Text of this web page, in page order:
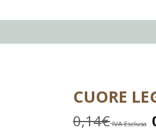
CUORE
0,14€ IVA Esclusa